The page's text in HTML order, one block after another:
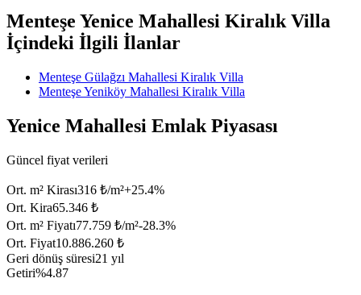
Menteşe Yenice Mahallesi Kiralık Villa
İçindeki İlgili İlanlar
Menteşe Gülağzı Mahallesi Kiralık Villa
Menteşe Yeniköy Mahallesi Kiralık Villa
Yenice Mahallesi Emlak Piyasası
Güncel fiyat verileri
Ort. m² Kirası316 ₺/m²+25.4%
Ort. Kira65.346 ₺
Ort. m² Fiyatı77.759 ₺/m²-28.3%
Ort. Fiyat10.886.260 ₺
Geri dönüş süresi21 yıl
Getiri%4.87